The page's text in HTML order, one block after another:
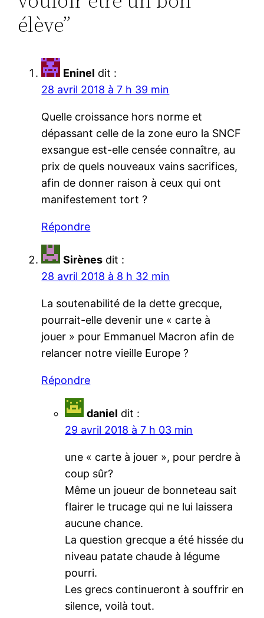
élève”
Eninel dit :
28 avril 2018 à 7 h 39 min
Quelle croissance hors norme et
dépassant celle de la zone euro la SNCF
exsangue est-elle censée connaître, au
prix de quels nouveaux vains sacrifices,
afin de donner raison à ceux qui ont
manifestement tort ?
Répondre
Sirènes dit :
28 avril 2018 à 8 h 32 min
La soutenabilité de la dette grecque,
pourrait-elle devenir une « carte à
jouer » pour Emmanuel Macron afin de
relancer notre vieille Europe ?
Répondre
daniel dit :
29 avril 2018 à 7 h 03 min
une « carte à jouer », pour perdre à
coup sûr?
Même un joueur de bonneteau sait
flairer le trucage qui ne lui laissera
aucune chance.
La question grecque a été hissée du
niveau patate chaude à légume
pourri.
Les grecs continueront à souffrir en
silence, voilà tout.